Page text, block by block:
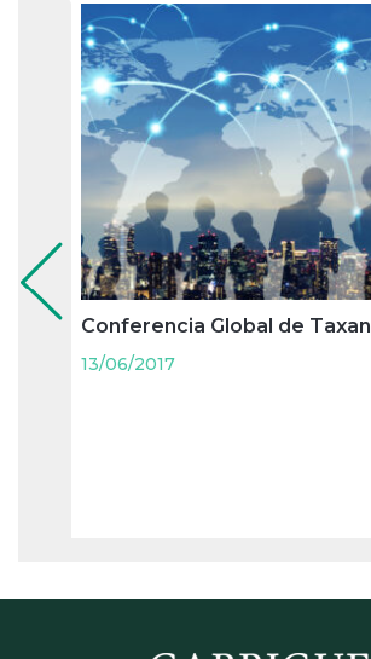
Conferencia Global de
13/06/2017